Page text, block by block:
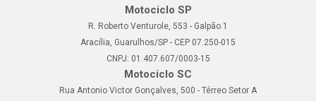
Motociclo SP
R. Roberto Venturole, 553 - Galpão 1
Aracília, Guarulhos/SP - CEP 07.250-015
CNPJ: 01.407.607/0003-15
Motociclo SC
Rua Antonio Victor Gonçalves, 500 - Térreo Setor A